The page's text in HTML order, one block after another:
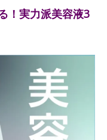
！実力派美容液3